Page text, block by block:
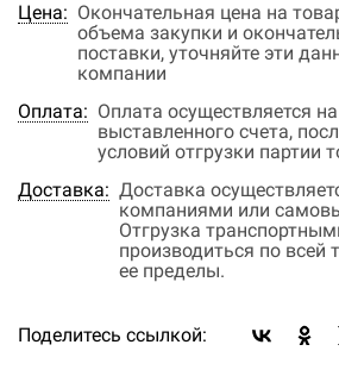
Цена: Окончательная цена на
объема закупки и
поставки, уточняйте эти
компании
Оплата: Оплата осуществляется
выставленного счета,
условий отгрузки партии
Доставка: Доставка
компаниями или
Отгрузка
производиться по всей
ее пределы.
Поделитесь ссылкой: